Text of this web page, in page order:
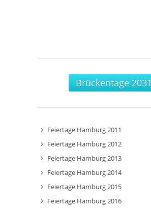
Brückentage 2031
Feiertage Hamburg 2011
Feiertage Hamburg 2012
Feiertage Hamburg 2013
Feiertage Hamburg 2014
Feiertage Hamburg 2015
Feiertage Hamburg 2016